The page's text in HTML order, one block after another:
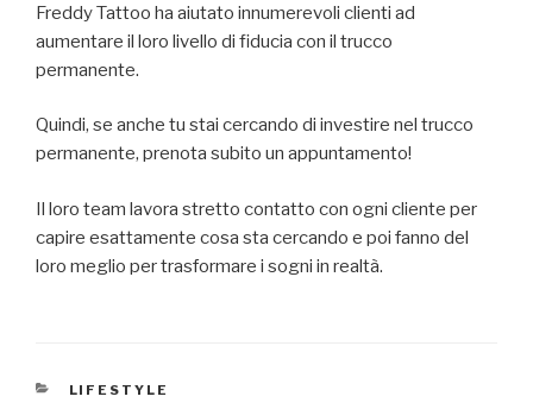
Freddy Tattoo ha aiutato innumerevoli clienti ad
aumentare il loro livello di fiducia con il trucco
permanente.
Quindi, se anche tu stai cercando di investire nel trucco
permanente, prenota subito un appuntamento!
Il loro team lavora stretto contatto con ogni cliente per
capire esattamente cosa sta cercando e poi fanno del
loro meglio per trasformare i sogni in realtà.
CATEGORIE
LIFESTYLE